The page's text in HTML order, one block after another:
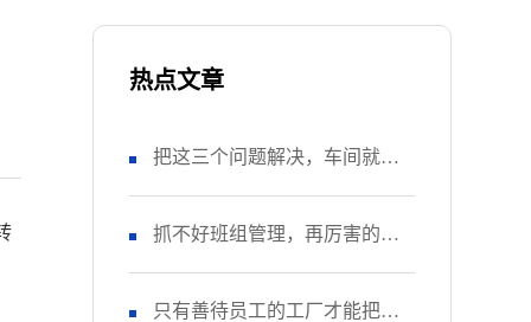
热点文章
把这三个问题解决，车间就风
调雨顺了
抓不好班组管理，再厉害的工
厂终究走不远
只有善待员工的工厂才能把产